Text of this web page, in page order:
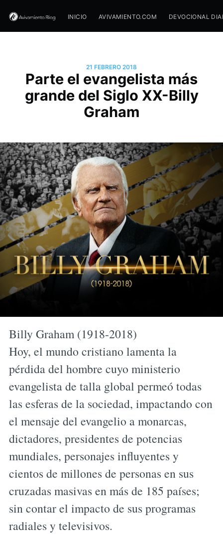
INICIO AVIVAMIENTO.COM DEVOCIONAL
21 FEBRERO 2018
Parte el evangelista más
grande del Siglo XX-Billy
Graham
Billy Graham (1918-2018)
Hoy, el mundo cristiano lamenta la
pérdida del hombre cuyo ministerio
evangelista de talla global permeó todas
las esferas de la sociedad, impactando con
el mensaje del evangelio a monarcas,
dictadores, presidentes de potencias
mundiales, personajes influyentes y
cientos de millones de personas en sus
cruzadas masivas en más de 185 países;
sin contar el impacto de sus programas
radiales y televisivos.